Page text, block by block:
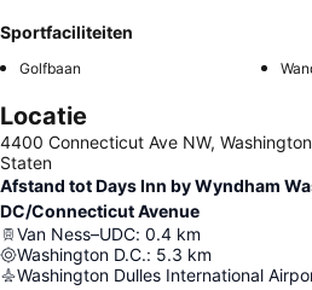
Sportfaciliteiten
Golfbaan
Locatie
4400 Connecticut Ave NW,
Staten
Afstand tot Days Inn by Wyndham
DC/Connecticut Avenue
Van Ness–UDC: 0.4 km
Washington D.C.: 5.3 km
Washington Dulles International